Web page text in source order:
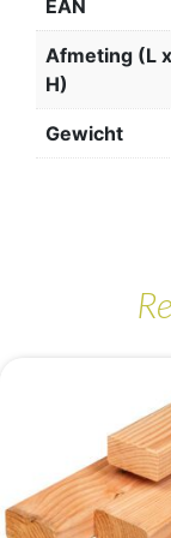
EAN
Afmeting (L
H)
Gewicht